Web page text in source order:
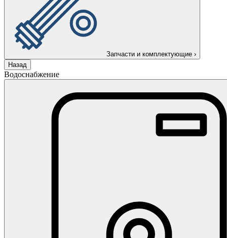
Запчасти и комплектующие ›
Назад
Водоснабжение